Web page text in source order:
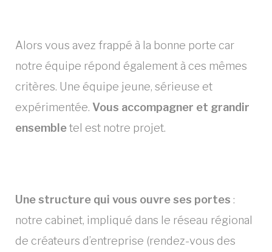
Alors vous avez frappé à la bonne porte car
notre équipe répond également à ces mêmes
critères. Une équipe jeune, sérieuse et
expérimentée. Vous accompagner et grandir
ensembletel est notre projet.
Une structure qui vous ouvre ses portes :
notre cabinet, impliqué dans le réseau régional
de créateurs d’entreprise (rendez-vous des